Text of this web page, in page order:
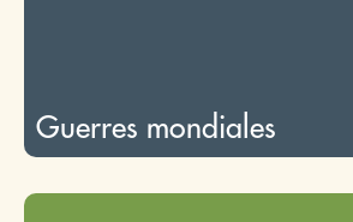
Guerres mondiales